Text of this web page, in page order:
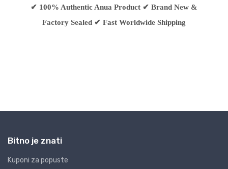
Bitno je znati
Kuponi za popuste